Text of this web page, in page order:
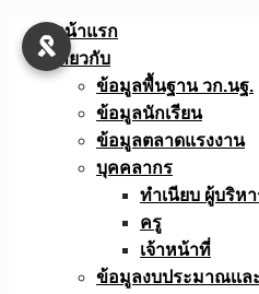
Skip
หน้าแรก
เกี่ยวกับ
ข้อมูลพื้นฐาน วก.นฐ.
ข้อมูลนักเรียน
ข้อมูลตลาดแรงงาน
บุคคลากร
ทำเนียบ ผู้บริห
ครู
เจ้าหน้าที่
ข้อมูลงบประมาณเเล